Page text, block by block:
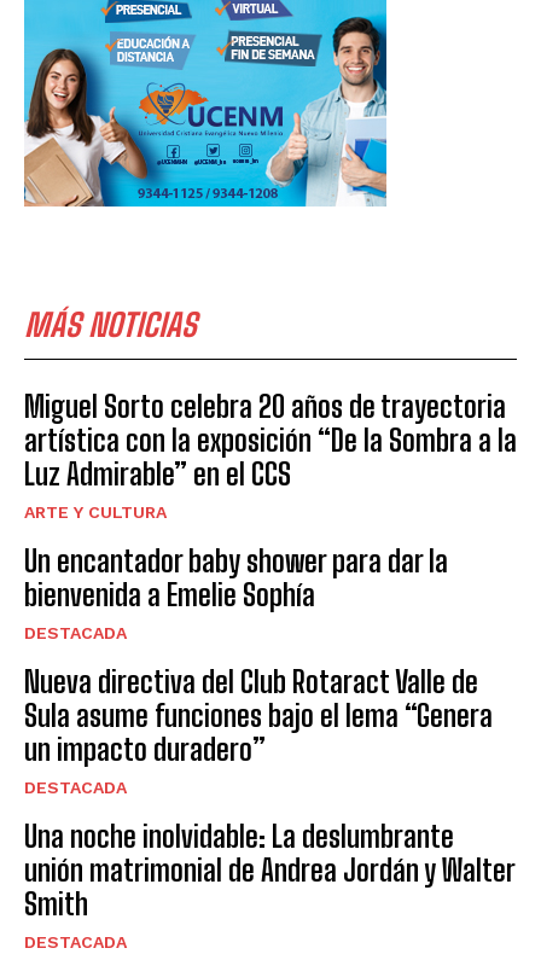
MÁS NOTICIAS
Miguel Sorto celebra 20 años de trayectoria
artística con la exposición “De la Sombra a la
Luz Admirable” en el CCS
ARTE Y CULTURA
Un encantador baby shower para dar la
bienvenida a Emelie Sophía
DESTACADA
Nueva directiva del Club Rotaract Valle de
Sula asume funciones bajo el lema “Genera
un impacto duradero”
DESTACADA
Una noche inolvidable: La deslumbrante
unión matrimonial de Andrea Jordán y Walter
Smith
DESTACADA